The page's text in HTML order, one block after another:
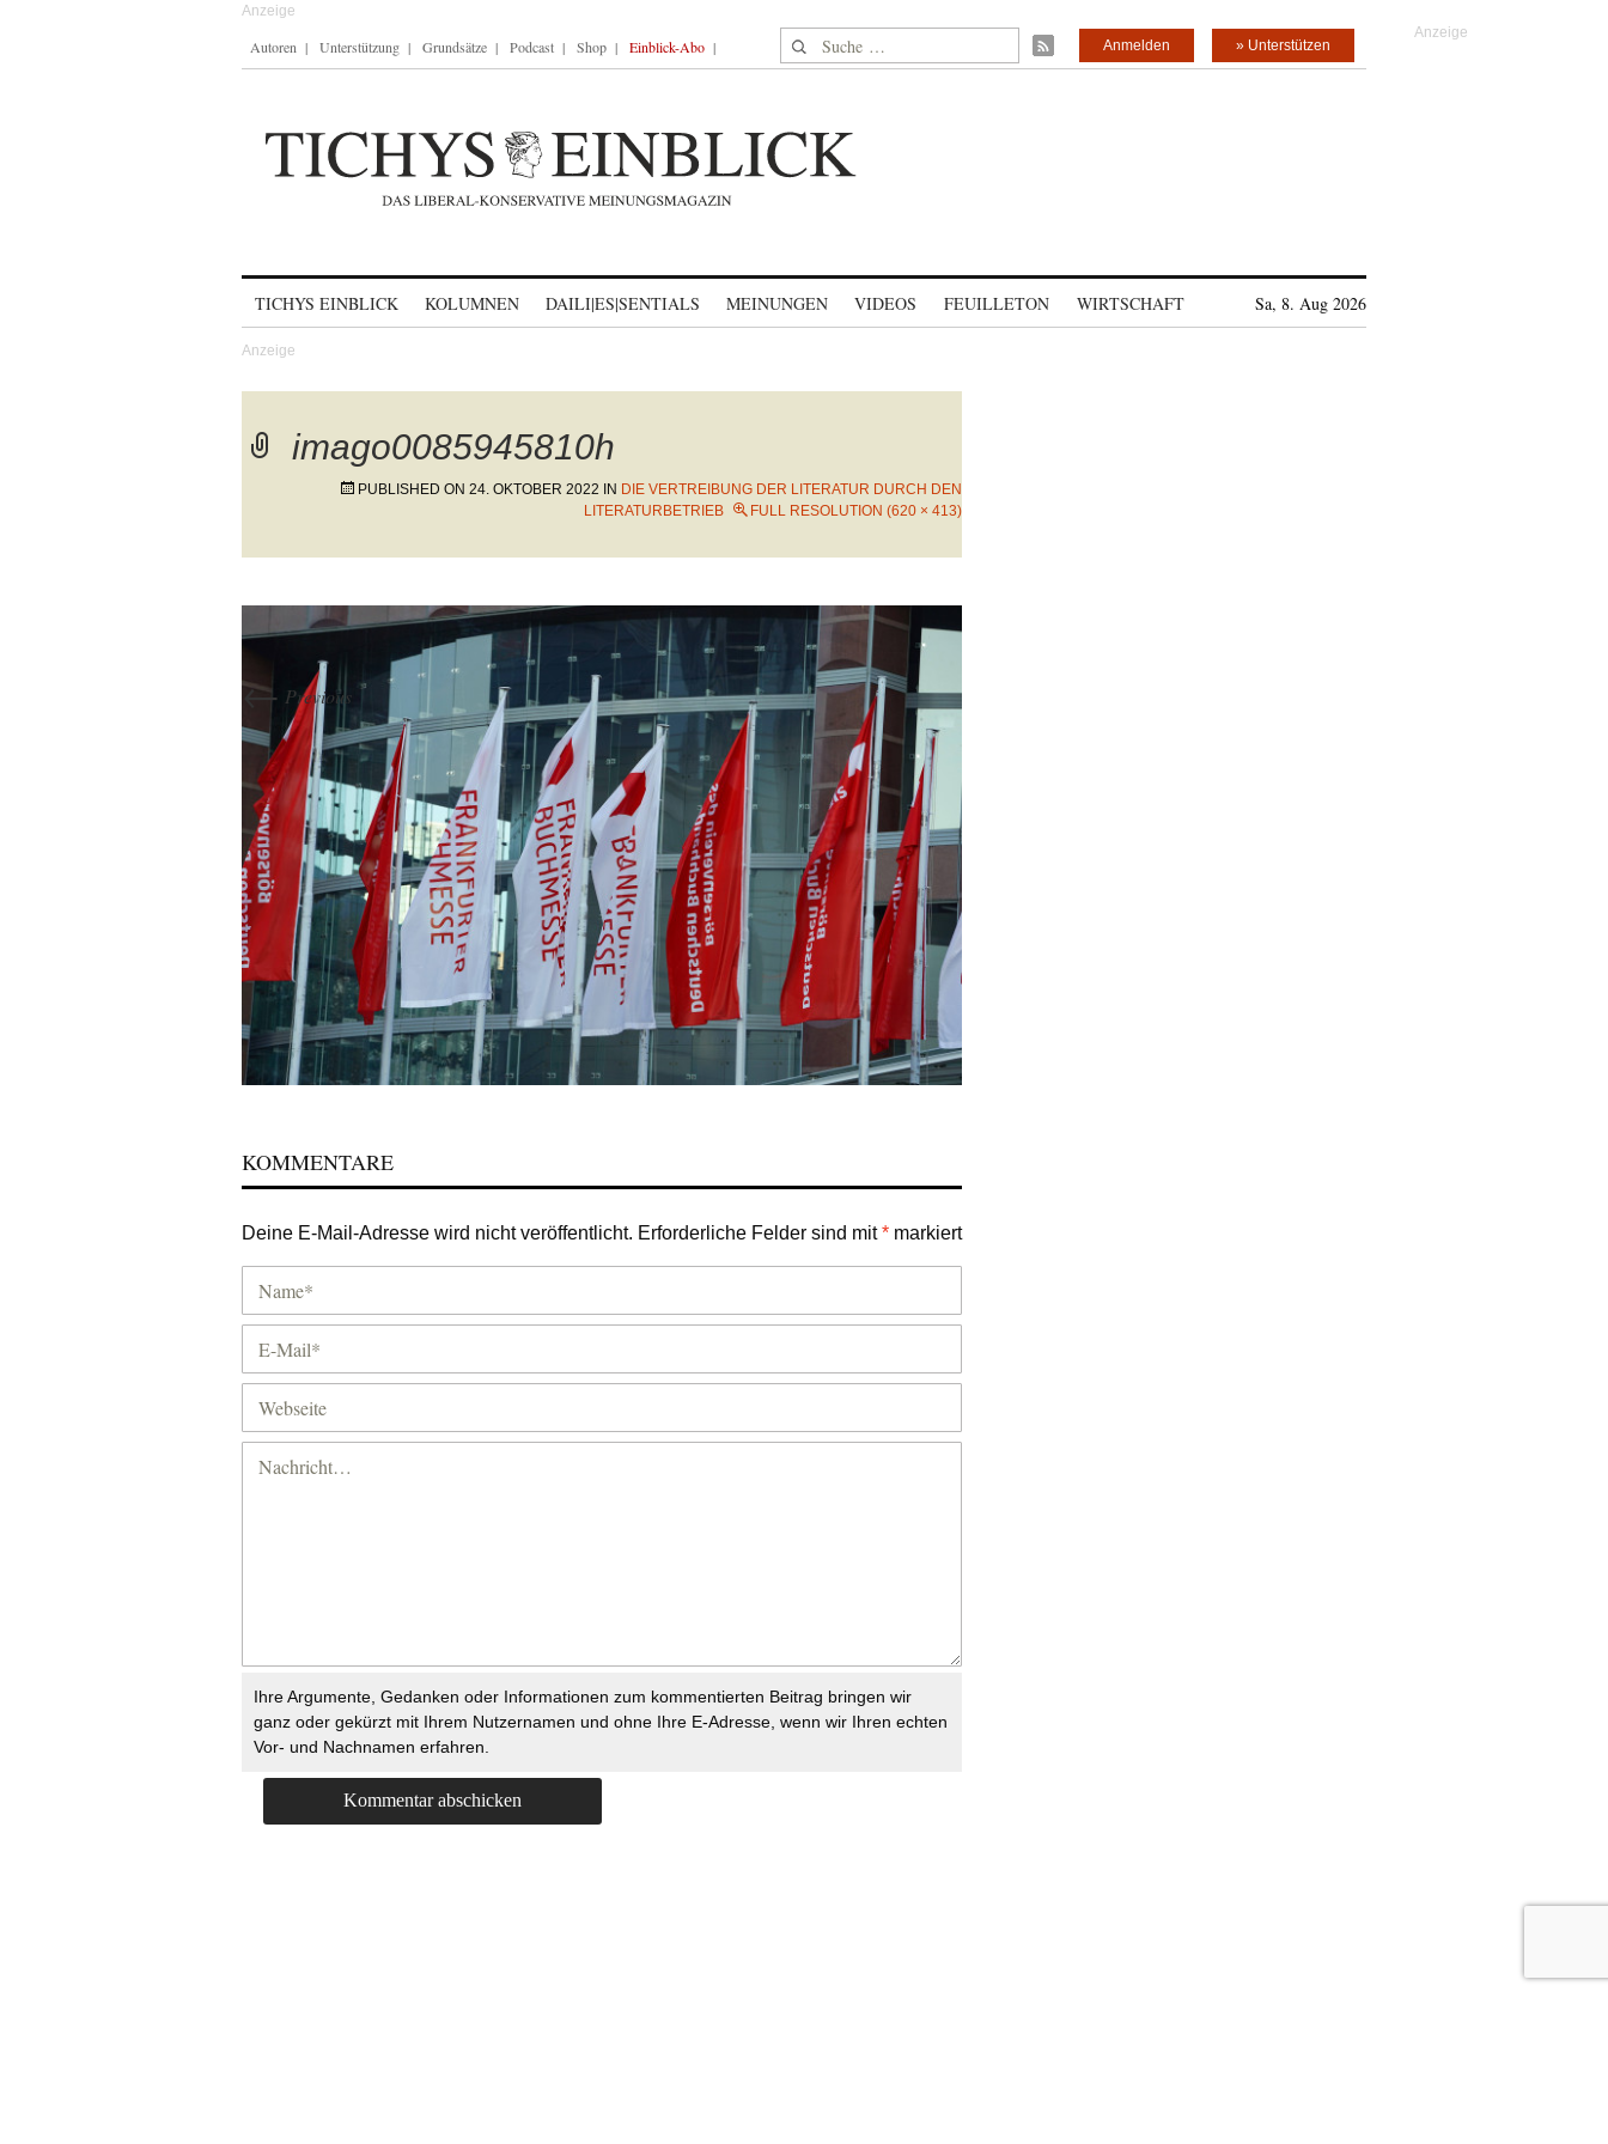
Autoren Unterstützung Grundsätze Podcast Shop Einblick-Abo Suche nach: » Unterstützen
Anmelden
TICHYS EINBLICK KOLUMNEN DAILI|ES|SENTIALS MEINUNGEN VIDEOS FEUILLETON WIRTSCHAFT Sa, 8. Aug 2026
imago0085945810h
PUBLISHED ON 24. OKTOBER 2022 IN DIE VERTREIBUNG DER LITERATUR DURCH DEN
LITERATURBETRIEB
FULL RESOLUTION (620 × 413)
← Previous
KOMMENTARE
Deine E-Mail-Adresse wird nicht veröffentlicht. Erforderliche Felder sind mit* markiert
Ihre Argumente, Gedanken oder Informationen zum kommentierten Beitrag bringen wir
ganz oder gekürzt mit Ihrem Nutzernamen und ohne Ihre E-Adresse, wenn wir Ihren echten
Vor- und Nachnamen erfahren.